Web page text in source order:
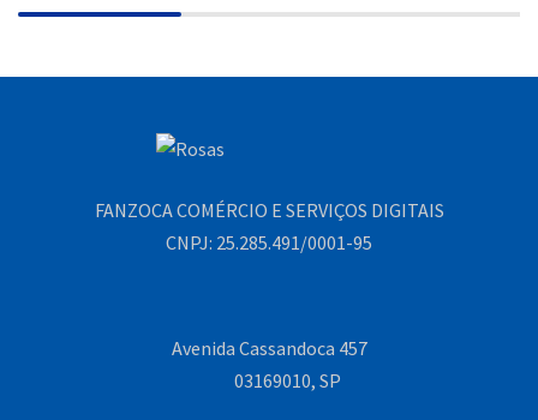
FANZOCA COMÉRCIO E SERVIÇOS DIGITAIS
CNPJ: 25.285.491/0001-95
Avenida Cassandoca 457
03169010, SP